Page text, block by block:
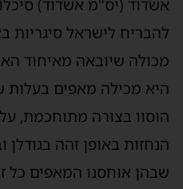
אשדוד (יס"מ אשדוד)
להבריח לישראל
מכולה שיובאה מאיחוד
הוסוו בצורה מתוחכמת,
הנחזות באופן זהה בגודלן
שבהן אוחסנו המאפים כל